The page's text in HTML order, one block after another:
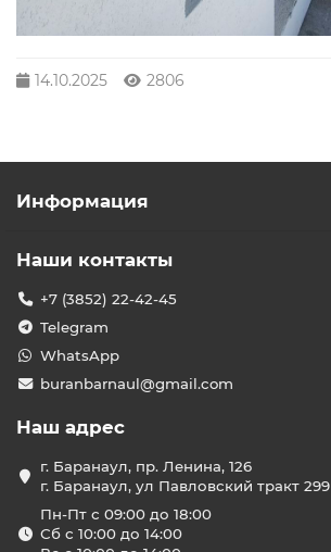
14.10.2025 2806
Информация
Наши контакты
+7 (3852) 22-42-45
Telegram
WhatsApp
buranbarnaul@gmail.com
Наш адрес
г. Баранаул, пр. Ленина, 126
г. Баранаул, ул Павловский тракт 299
Пн-Пт с 09:00 до 18:00
Сб с 10:00 до 14:00